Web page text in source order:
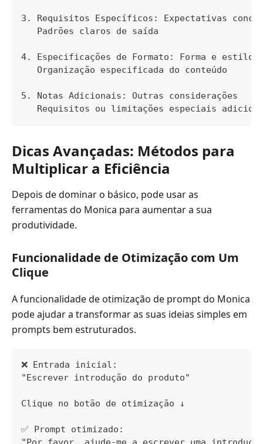
3. Requisitos Específicos: Expectativas
   Padrões claros de saída
4. Especificações de Formato: Forma e estilo
   Organização especificada do conteúdo
5. Notas Adicionais: Outras considerações
Requisitos ou limitações especiais
Dicas Avançadas: Métodos para
Multiplicar a Eficiência
Depois de dominar o básico, pode usar as
ferramentas do Monica para aumentar a sua
produtividade.
Funcionalidade de Otimização com Um
Clique
A funcionalidade de otimização de prompt do Monica
pode ajudar a transformar as suas ideias simples em
prompts bem estruturados.
❌ Entrada inicial:
"Escrever introdução do produto"
Clique no botão de otimização ↓
✅ Prompt otimizado: